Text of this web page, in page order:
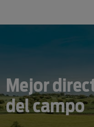
Mejor
del campo